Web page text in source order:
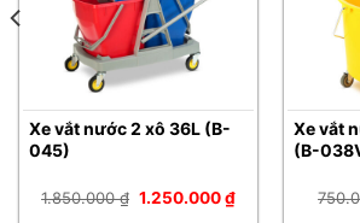
Xe vắt nước 2 xô 36L (B-
045)
1.850.000₫ Giá
1.250.000₫Giá
hiện
Xe vắt
(B-